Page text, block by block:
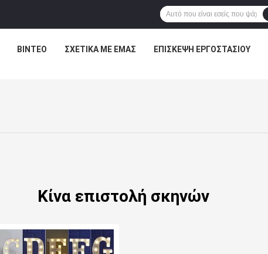
ΒΊΝΤΕΟ ΣΧΕΤΙΚΆ ΜΕ ΕΜΆΣ ΕΠΙΣΚΕΨΉ ΕΡΓΟΣΤΑΣΊΟΥ
Κίνα επιστολή σκηνών